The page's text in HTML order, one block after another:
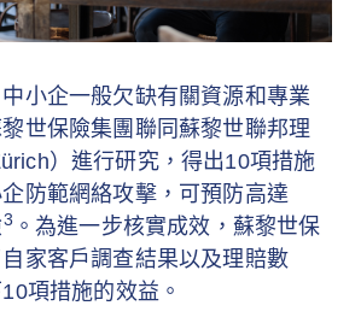
小企一般欠缺有關資源和專業
世保險集團聯同蘇黎世聯邦理
）進行研究，得出10項措施
防範網絡攻擊，可預防高達
3 。為進一步核實成效，蘇黎世保
家客戶調查結果以及理賠數
項措施的效益。